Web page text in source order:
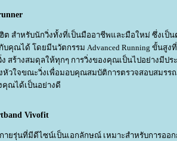
ต สำหรับนักวิ่งทั้งที่เป็นมืออาชีพและมือใหม่ ซึ่งเป็
บคุณได้ โดยมีนวัตกรรม Advanced Running ขั้นสูง
สร้างสมดุลให้ทุกๆ การวิ่งของคุณเป็นไปอย่างมีป
หัวใจขณะวิ่งเพื่อมอบคุณสมบัติการตรวจสอบสมรร
ณได้เป็นอย่างดี
Vivofit
ายรุ่นที่มีดีไซน์เป็นเอกลักษณ์ เหมาะสำหรับการออ